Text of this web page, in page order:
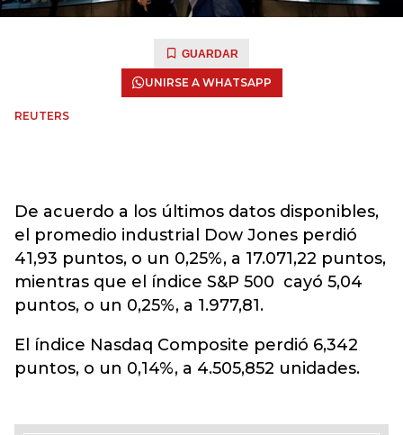
GUARDAR
UNIRSE A WHATSAPP
REUTERS
De acuerdo a los últimos datos disponibles,
el promedio industrial Dow Jones perdió
41,93 puntos, o un 0,25%, a 17.071,22 puntos,
mientras que el índice S&P 500 cayó 5,04
puntos, o un 0,25%, a 1.977,81.
El índice Nasdaq Composite perdió 6,342
puntos, o un 0,14%, a 4.505,852 unidades.